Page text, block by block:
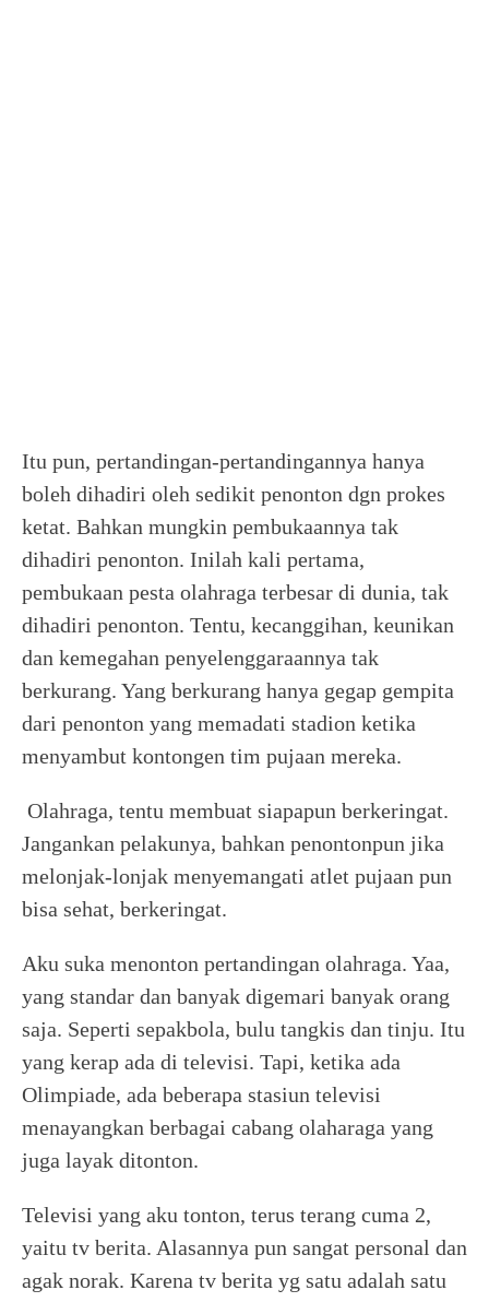
Itu pun, pertandingan-pertandingannya hanya
boleh dihadiri oleh sedikit penonton dgn prokes
ketat. Bahkan mungkin pembukaannya tak
dihadiri penonton. Inilah kali pertama,
pembukaan pesta olahraga terbesar di dunia, tak
dihadiri penonton. Tentu, kecanggihan, keunikan
dan kemegahan penyelenggaraannya tak
berkurang. Yang berkurang hanya gegap gempita
dari penonton yang memadati stadion ketika
menyambut kontongen tim pujaan mereka.
Olahraga, tentu membuat siapapun berkeringat.
Jangankan pelakunya, bahkan penontonpun jika
melonjak-lonjak menyemangati atlet pujaan pun
bisa sehat, berkeringat.
Aku suka menonton pertandingan olahraga. Yaa,
yang standar dan banyak digemari banyak orang
saja. Seperti sepakbola, bulu tangkis dan tinju. Itu
yang kerap ada di televisi. Tapi, ketika ada
Olimpiade, ada beberapa stasiun televisi
menayangkan berbagai cabang olaharaga yang
juga layak ditonton.
Televisi yang aku tonton, terus terang cuma 2,
yaitu tv berita. Alasannya pun sangat personal dan
agak norak. Karena tv berita yg satu adalah satu